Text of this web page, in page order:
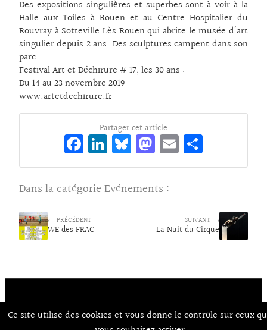
Des expositions singulières et superbes sont à voir à la
Halle aux Toiles à Rouen et au Centre Hospitalier du
Rouvray à Sotteville Lès Rouen qui abrite le musée d’art
singulier depuis 2 ans. Des sculptures campent dans son
parc.
Festival Art et Déchirure # 17, les 30 ans :
Du 14 au 23 novembre 2019
www.artetdechirure.fr
Partager cet article
Fa
ce
bo
o
k
Li
n
ke
dI
Bl
ue
sk
y
M
as
to
d
o
n
E
m rt
Dans la catégorie Evénements :
← PRÉCÉDENT
WE des FRAC
SUIVANT →
La Nuit du Cirque
Contact
À Propos d’Aux Arts
Mentions Légales / CGU
Ce site utilise des cookies et vous donne le contrôle sur ceux